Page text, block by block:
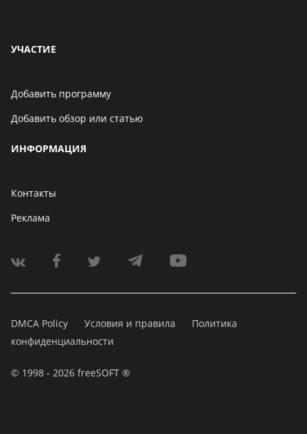
УЧАСТИЕ
Добавить программу
Добавить обзор или статью
ИНФОРМАЦИЯ
Контакты
Реклама
DMCA Policy Условия и правила
Политика
конфиденциальности
© 1998 - 2026 freeSOFT ®